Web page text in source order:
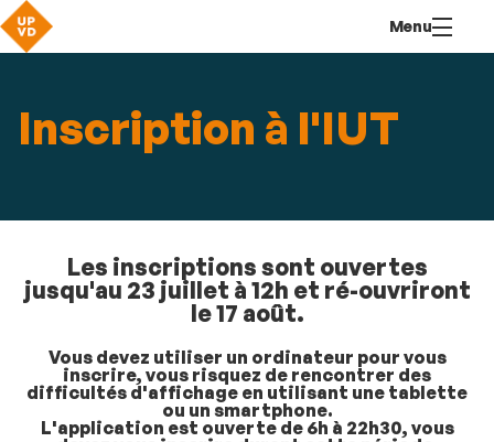
contenu
Menu
Inscription à l'IUT
Les inscriptions sont ouvertes
jusqu'au 23 juillet à 12h et ré-ouvriront
le 17 août.
Vous devez utiliser un ordinateur pour vous
inscrire, vous risquez de rencontrer des
difficultés d'affichage en utilisant une tablette
ou un smartphone.
L'application est ouverte de 6h à 22h30, vous